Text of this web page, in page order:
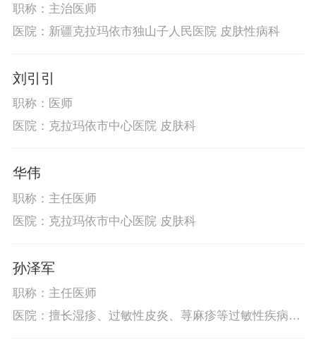
职称：主治医师
医院：新疆克拉玛依市独山子人民医院 皮肤性病科
刘引引
职称：医师
医院：克拉玛依市中心医院 皮肤科
华伟
职称：主任医师
医院：克拉玛依市中心医院 皮肤科
孙泽军
职称：主任医师
医院：擅长湿疹、过敏性皮炎、荨麻疹等过敏性疾病，